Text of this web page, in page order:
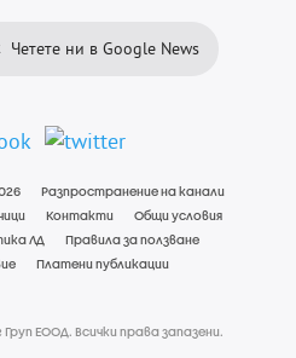
Четете ни в Google News
Разпространение на канали
Контакти
Общи условия
ЛД
Правила за ползване
Платени публикации
ЕООД. Всички права запазени.